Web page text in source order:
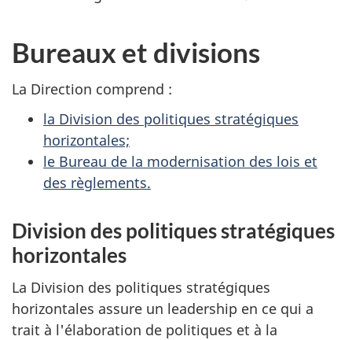
Bureaux et divisions
La Direction comprend :
la Division des politiques stratégiques
horizontales;
le Bureau de la modernisation des lois et
des règlements.
Division des politiques stratégiques
horizontales
La Division des politiques stratégiques
horizontales assure un leadership en ce qui a
trait à l'élaboration de politiques et à la